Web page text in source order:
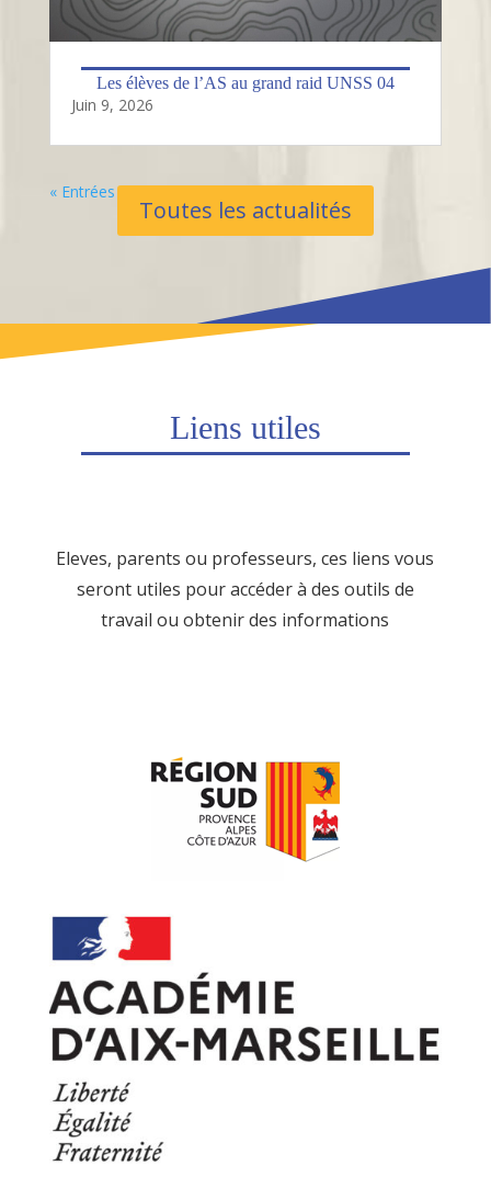
Les élèves de l’AS au grand raid UNSS 04
Juin 9, 2026
« Entrées Plus Anciennes
Toutes les actualités
Liens utiles
Eleves, parents ou professeurs, ces liens vous
seront utiles pour accéder à des outils de
travail ou obtenir des informations